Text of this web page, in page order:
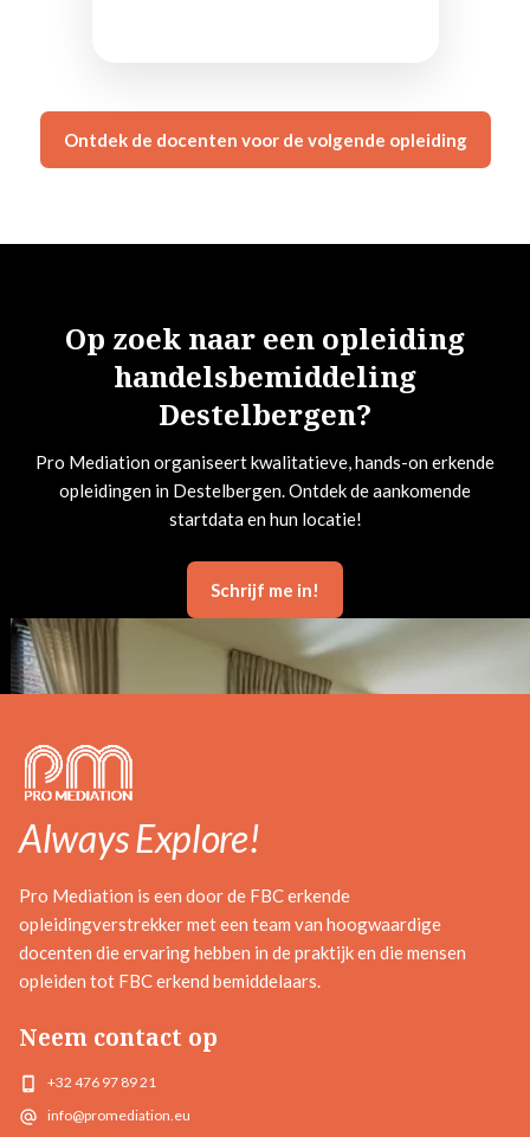
Ontdek de docenten voor de volgende opleiding
Op zoek naar een opleiding
handelsbemiddeling
Destelbergen?
Pro Mediation organiseert kwalitatieve, hands-on erkende
opleidingen in Destelbergen. Ontdek de aankomende
startdata en hun locatie!
Schrijf me in!
Always Explore!
Pro Mediation is een door de FBC erkende
opleidingverstrekker met een team van hoogwaardige
docenten die ervaring hebben in de praktijk en die mensen
opleiden tot FBC erkend bemiddelaars.
Neem contact op
+32 476 97 89 21
info@promediation.eu